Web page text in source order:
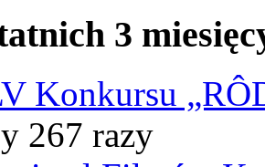
3
Konkursu
267 razy